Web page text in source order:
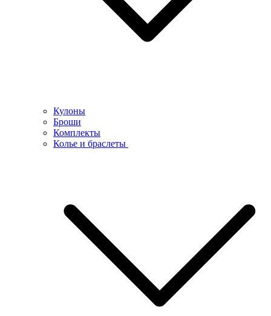
Кулоны
Броши
Комплекты
Колье и браслеты